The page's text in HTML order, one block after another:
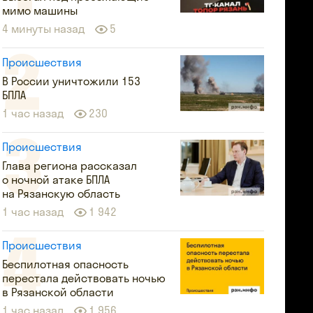
мимо машины
4 минуты назад
5
Происшествия
В России уничтожили 153
БПЛА
1 час назад
230
Происшествия
Глава региона рассказал
о ночной атаке БПЛА
на Рязанскую область
1 час назад
1 942
Происшествия
Беспилотная опасность
перестала действовать ночью
в Рязанской области
1 час назад
1 956